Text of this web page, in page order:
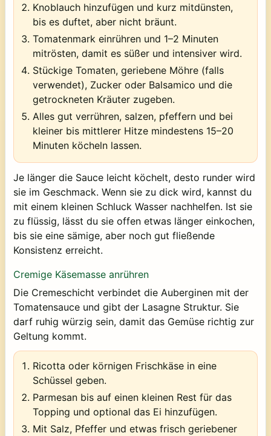
Knoblauch hinzufügen und kurz mitdünsten,
bis es duftet, aber nicht bräunt.
Tomatenmark einrühren und 1–2 Minuten
mitrösten, damit es süßer und intensiver wird.
Stückige Tomaten, geriebene Möhre (falls
verwendet), Zucker oder Balsamico und die
getrockneten Kräuter zugeben.
Alles gut verrühren, salzen, pfeffern und bei
kleiner bis mittlerer Hitze mindestens 15–20
Minuten köcheln lassen.
Je länger die Sauce leicht köchelt, desto runder wird
sie im Geschmack. Wenn sie zu dick wird, kannst du
mit einem kleinen Schluck Wasser nachhelfen. Ist sie
zu flüssig, lässt du sie offen etwas länger einkochen,
bis sie eine sämige, aber noch gut fließende
Konsistenz erreicht.
Cremige Käsemasse anrühren
Die Cremeschicht verbindet die Auberginen mit der
Tomatensauce und gibt der Lasagne Struktur. Sie
darf ruhig würzig sein, damit das Gemüse richtig zur
Geltung kommt.
Ricotta oder körnigen Frischkäse in eine
Schüssel geben.
Parmesan bis auf einen kleinen Rest für das
Topping und optional das Ei hinzufügen.
Mit Salz, Pfeffer und etwas frisch geriebener